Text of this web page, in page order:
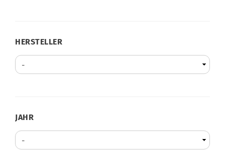
HERSTELLER
HERSTELLER
JAHR
JAHR